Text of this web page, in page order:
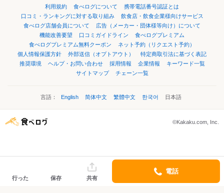
利用規約 食べログについて
携帯電話番号認証とは
口コミ・ランキングに対する取り組み
飲食店・飲食企業様向けサービス
食べログ店舗会員について
広告（メーカー・団体様等向け）について
機能改善要望
口コミガイドライン
食べログプレミアム
食べログプレミアム無料クーポン
ネット予約（リクエスト予約）
個人情報保護方針
外部送信（オプトアウト）
特定商取引法に基づく表記
推奨環境
ヘルプ・お問い合わせ 採用情報 企業情報
キーワード一覧
サイトマップ
チェーン一覧
言語： English 简体中文 繁體中文 한국어 日本語
©Kakaku.com, Inc.
行った 保存 共有
電話